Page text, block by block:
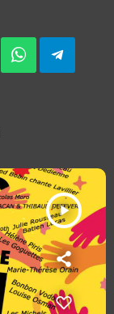
play_arrow